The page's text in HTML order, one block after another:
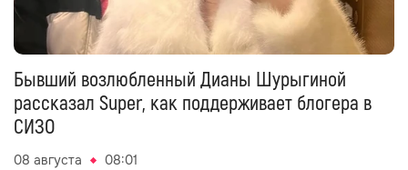
Бывший возлюбленный Дианы Шурыгиной
рассказал Super, как поддерживает блогера в
СИЗО
08 августа 08:01